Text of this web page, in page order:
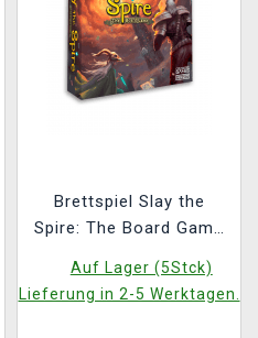
Brettspiel Slay the
Spire: The Board Game
Auf Lager (5Stck)
Lieferung in 2-5 Werktagen.